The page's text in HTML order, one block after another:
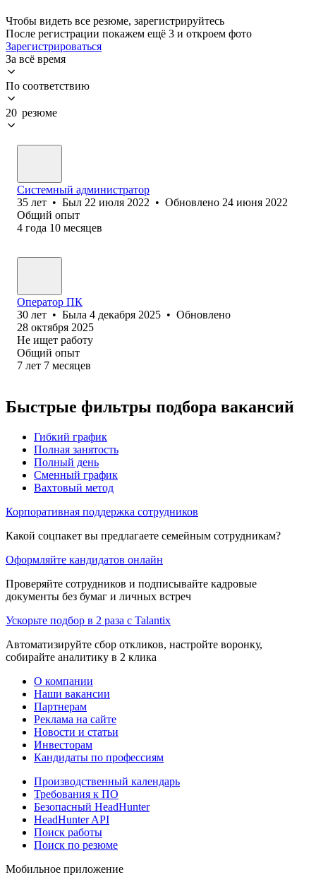
Чтобы видеть все резюме, зарегистрируйтесь
После регистрации покажем ещё 3 и откроем фото
Зарегистрироваться
За всё время
По соответствию
20 резюме
Системный администратор
35 лет • Был 22 июля 2022 • Обновлено 24 июня 2022
Общий опыт
4 года 10 месяцев
Оператор ПК
30 лет • Была 4 декабря 2025 • Обновлено
28 октября 2025
Не ищет работу
Общий опыт
7 лет 7 месяцев
Быстрые фильтры подбора вакансий
Гибкий график
Полная занятость
Полный день
Сменный график
Вахтовый метод
Корпоративная поддержка сотрудников
Какой соцпакет вы предлагаете семейным сотрудникам?
Оформляйте кандидатов онлайн
Проверяйте сотрудников и подписывайте кадровые
документы без бумаг и личных встреч
Ускорьте подбор в 2 раза с Talantix
Автоматизируйте сбор откликов, настройте воронку,
собирайте аналитику в 2 клика
О компании
Наши вакансии
Партнерам
Реклама на сайте
Новости и статьи
Инвесторам
Кандидаты по профессиям
Производственный календарь
Требования к ПО
Безопасный HeadHunter
HeadHunter API
Поиск работы
Поиск по резюме
Мобильное приложение